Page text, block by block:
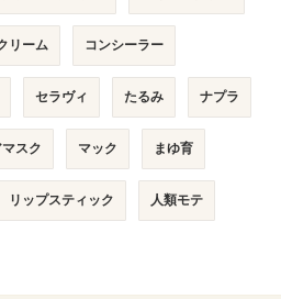
リーム コンシーラー
セラヴィ たるみ ナプラ
スク マック まゆ育
リップスティック 人類モテ